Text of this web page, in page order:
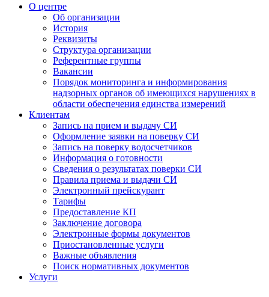
О центре
Об организации
История
Реквизиты
Структура организации
Референтные группы
Вакансии
Порядок мониторинга и информирования
надзорных органов об имеющихся нарушениях в
области обеспечения единства измерений
Клиентам
Запись на прием и выдачу СИ
Оформление заявки на поверку СИ
Запись на поверку водосчетчиков
Информация о готовности
Сведения о результатах поверки СИ
Правила приема и выдачи СИ
Электронный прейскурант
Тарифы
Предоставление КП
Заключение договора
Электронные формы документов
Приостановленные услуги
Важные объявления
Поиск нормативных документов
Услуги